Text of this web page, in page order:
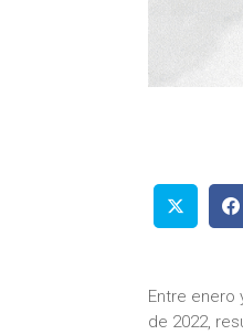
Entre enero
de 2022,